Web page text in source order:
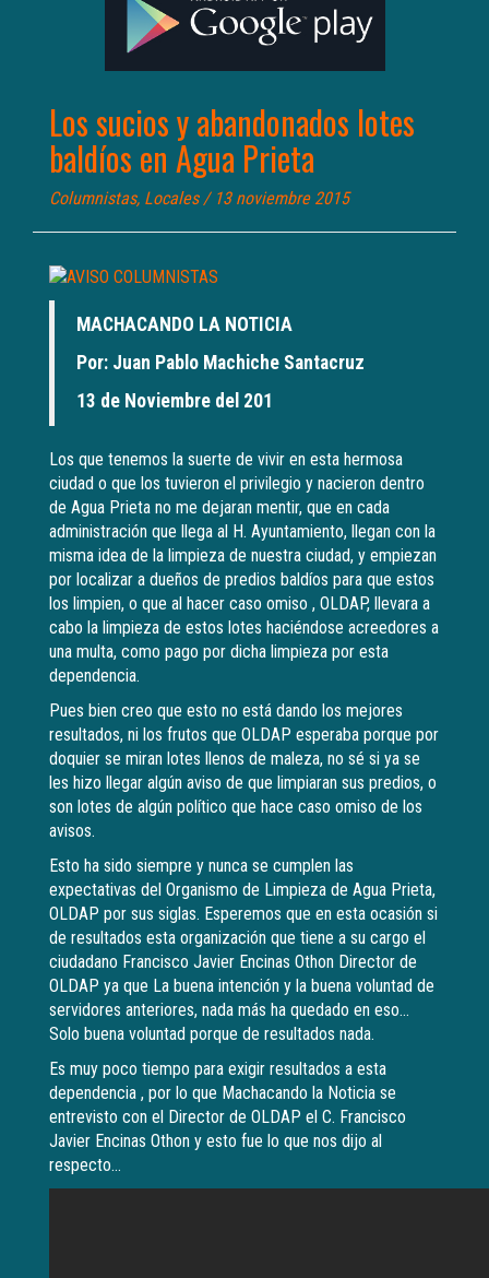
Los sucios y abandonados lotes
baldíos en Agua Prieta
Columnistas, Locales/ 13 noviembre 2015
MACHACANDO LA NOTICIA
Por: Juan Pablo Machiche Santacruz
13 de Noviembre del 201
Los que tenemos la suerte de vivir en esta hermosa
ciudad o que los tuvieron el privilegio y nacieron dentro
de Agua Prieta no me dejaran mentir, que en cada
administración que llega al H. Ayuntamiento, llegan con la
misma idea de la limpieza de nuestra ciudad, y empiezan
por localizar a dueños de predios baldíos para que estos
los limpien, o que al hacer caso omiso , OLDAP, llevara a
cabo la limpieza de estos lotes haciéndose acreedores a
una multa, como pago por dicha limpieza por esta
dependencia.
Pues bien creo que esto no está dando los mejores
resultados, ni los frutos que OLDAP esperaba porque por
doquier se miran lotes llenos de maleza, no sé si ya se
les hizo llegar algún aviso de que limpiaran sus predios, o
son lotes de algún político que hace caso omiso de los
avisos.
Esto ha sido siempre y nunca se cumplen las
expectativas del Organismo de Limpieza de Agua Prieta,
OLDAP por sus siglas. Esperemos que en esta ocasión si
de resultados esta organización que tiene a su cargo el
ciudadano Francisco Javier Encinas Othon Director de
OLDAP ya que La buena intención y la buena voluntad de
servidores anteriores, nada más ha quedado en eso…
Solo buena voluntad porque de resultados nada.
Es muy poco tiempo para exigir resultados a esta
dependencia , por lo que Machacando la Noticia se
entrevisto con el Director de OLDAP el C. Francisco
Javier Encinas Othon y esto fue lo que nos dijo al
respecto…